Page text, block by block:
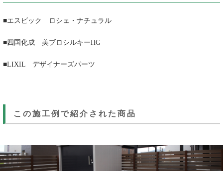
■エスビック ロシェ・ナチュラル
■四国化成 美ブロシルキーHG
■LIXIL デザイナーズパーツ
この施工例で紹介された商品